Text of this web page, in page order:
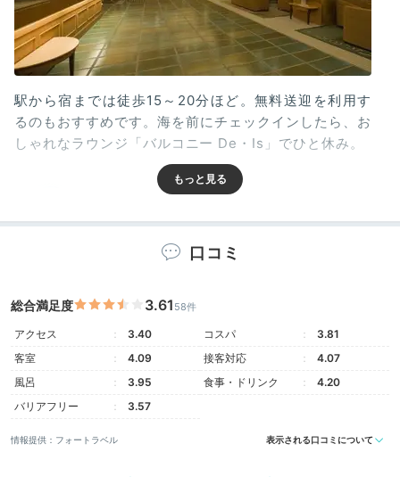
駅から宿までは徒歩15～20分ほど。無料送迎を利用す
るのもおすすめです。海を前にチェックインしたら、お
しゃれなラウンジ「バルコニー De・Is」でひと休み。
ースでお茶とお菓子を頂きました。
Room
15:30
口コミ
総合満足度 3.61 58件
アクセス 3.40 コスパ
3.81
客室
4.09 接客対応
4.07
風呂
3.95 食事・ドリンク
4.20
バリアフリー
3.57
情報提供：フォートラベル 表示される口コミについて